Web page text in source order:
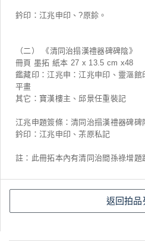
鈐印：江兆申印、?原鉩。
（二） 《清同治搨漢禮器碑碑陰》
冊頁 墨拓 紙本 27 x 13.5 cm x48
鑑藏印：江兆申：江兆申印、靈漚
平畫
其它：寶漢樓主、邱景任重裝記
江兆申題簽條：清同治搨漢禮器碑碑
鈐印：江兆申印、茮原私記
註：此冊拓本內有清同治間孫祿增題
返回拍品